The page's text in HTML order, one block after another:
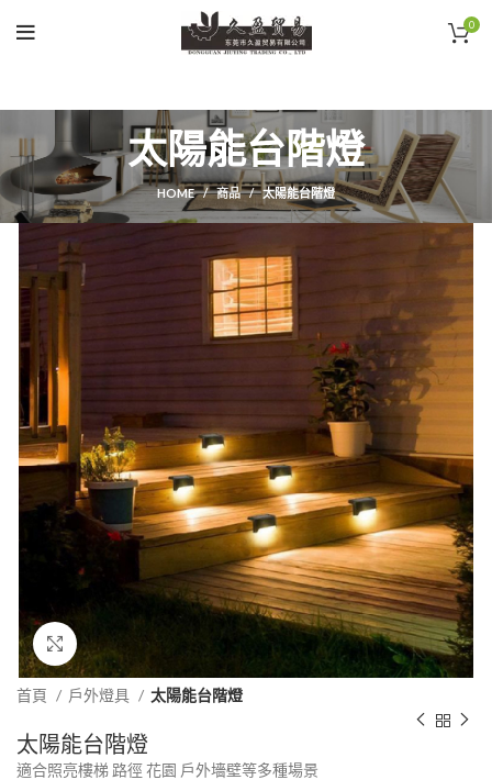
0
太陽能台階燈
HOME 商品 太陽能台階燈
Click to enlarge
首頁 戶外燈具 太陽能台階燈
太陽能台階燈
適合照亮樓梯 路徑 花園 戶外墻壁等多種場景